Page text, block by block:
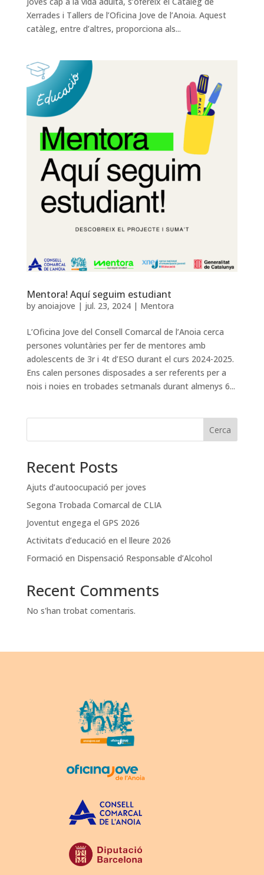
Xerrades i Tallers de l’Oficina Jove de l’Anoia. Aquest
catàleg, entre d’altres, proporciona als...
Mentora! Aquí seguim estudiant
by anoiajove | jul. 23, 2024| Mentora
L’Oficina Jove del Consell Comarcal de l’Anoia cerca
persones voluntàries per fer de mentores amb
adolescents de 3r i 4t d’ESO durant el curs 2024-2025.
Ens calen persones disposades a ser referents per a
nois i noies en trobades setmanals durant almenys 6...
Cerca
Recent Posts
Ajuts d’autoocupació per joves
Segona Trobada Comarcal de CLIA
Joventut engega el GPS 2026
Activitats d’educació en el lleure 2026
Formació en Dispensació Responsable d’Alcohol
Recent Comments
No s'han trobat comentaris.